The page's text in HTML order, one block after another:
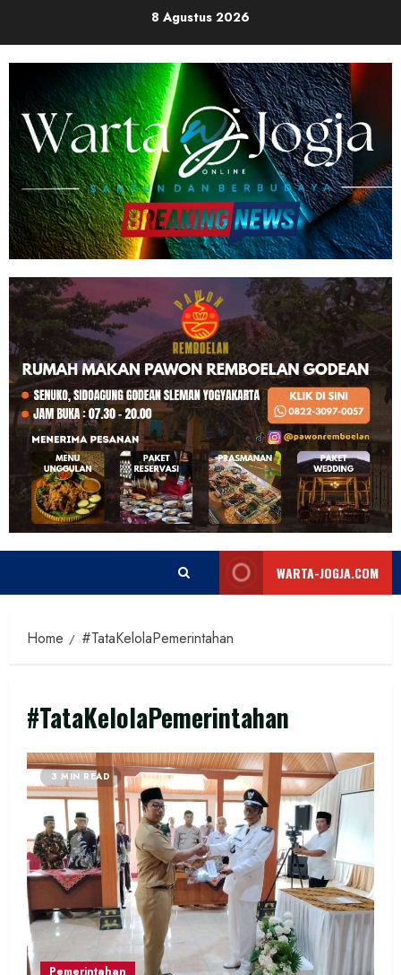
content
8 Agustus 2026
WARTA-JOGJA.COM
Home #TataKelolaPemerintahan
#TataKelolaPemerintahan
3 MIN READ
Pemerintahan